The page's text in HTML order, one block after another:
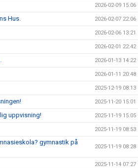
2026-02-09 15:06
Hus. 2026-02-07 22:06
2026-02-06 13:21
2026-02-01 22:42
2026-01-13 14:22
2026-01-11 20:48
2025-12-19 08:13
2025-11-20 15:01
uppvisning! 2025-11-19 15:05
2025-11-19 08:53
gymnastik på
2025-11-19 08:28
2025-11-14 07:27